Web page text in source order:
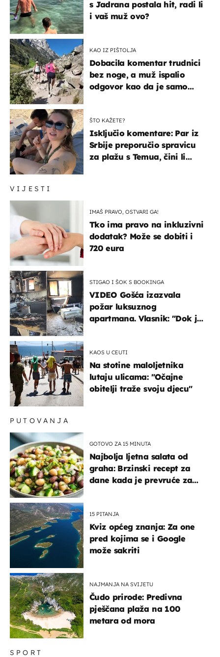
VIJESTI
IMAŠ PRAVO, OSTVARI GA!
Tko ima pravo na inkluzivni
dodatak? Može se dobiti i
720 eura
STIGAO I ŠOK S BOOKINGA
VIDEO Gošća izazvala
požar luksuznog
apartmana. Vlasnik: "Dok je
KAOS U CEUTI
Na stotine maloljetnika
lutaju ulicama: "Očajne
obitelji traže svoju djecu"
s Jadrana postala hit, radi li
i vaš muž ovo?
KAO IZ PIŠTOLJA
Dobacila komentar trudnici
bez noge, a muž ispalio
odgovor kao da je samo
ŠTO KAŽETE?
Isključio komentare: Par iz
Srbije preporučio spravicu
za plažu s Temua, čini li
SPORT
PUTOVANJA
GOTOVO ZA 15 MINUTA
Najbolja ljetna salata od
graha: Brzinski recept za
dane kada je prevruće za
15 PITANJA
Kviz općeg znanja: Za one
pred kojima se i Google
može sakriti
NAJMANJA NA SVIJETU
Čudo prirode: Predivna
pješčana plaža na 100
metara od mora